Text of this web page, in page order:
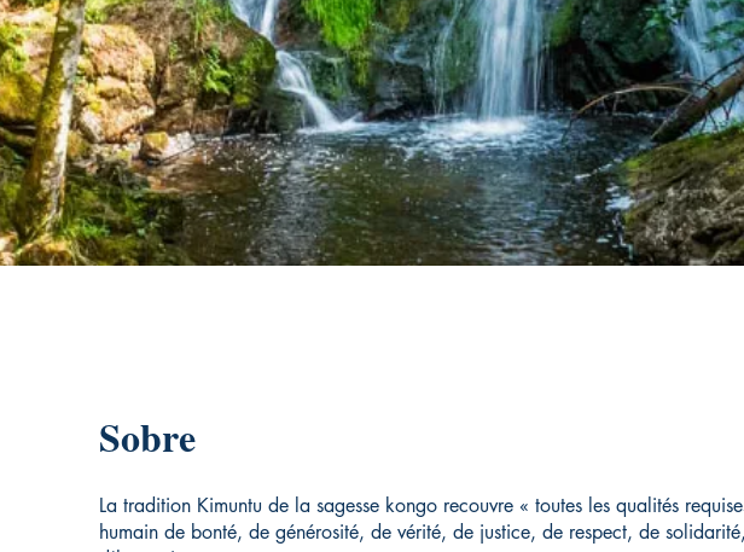
Sobre
La tradition Kimuntu de la sagesse kongo recouvre « toutes les qualités
humain de bonté, de générosité, de vérité, de justice, de respect, de